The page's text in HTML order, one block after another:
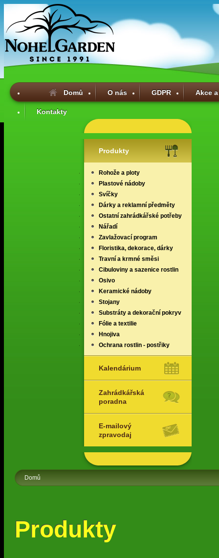
Domů O nás GDPR Akce
Kontakty
Produkty
Rohože a ploty
Plastové nádoby
Svíčky
Dárky a reklamní předměty
Ostatní zahrádkářské potřeby
Nářadí
Zavlažovací program
Floristika, dekorace, dárky
Travní a krmné směsi
Cibuloviny a sazenice rostlin
Osivo
Keramické nádoby
Stojany
Substráty a dekorační pokryv
Fólie a textilie
Hnojiva
Ochrana rostlin - postřiky
Kalendárium
Zahrádkářská
poradna
E-mailový
zpravodaj
Domů
Produkty